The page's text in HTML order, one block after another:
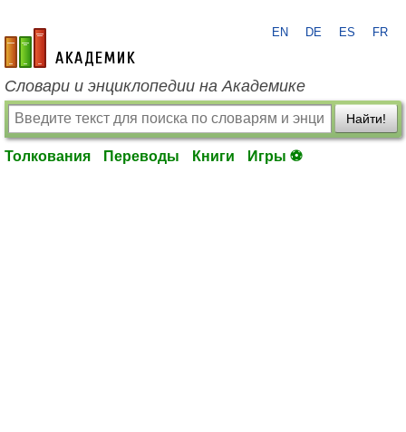
academic.ru
EN DE ES FR
Словари и энциклопедии на Академике
Найти!
Толкования Переводы Книги Игры ⚽